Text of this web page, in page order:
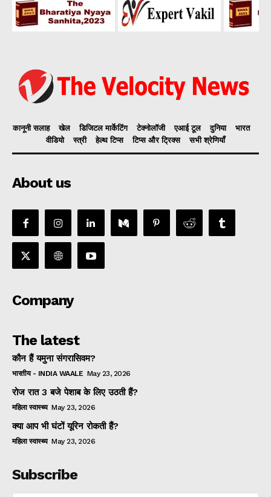
कानूनी सलाह खेल डिजिटल मार्केटिंग टेक्नोलॉजी एआई टूल दुनिया
भारत
वीडियो
स्त्री हेल्थ टिप्स टिप्स और ट्रिक्स सभी श्रेणियाँ
About us
Company
The latest
कौन हैं यमुना संगरासिवम?
भारतीय - INDIA WAALE May 23, 2026
रोज रात 3 बजे पेशाब के लिए उठती हैं?
महिला स्वास्थ्य May 23, 2026
क्या आप भी घंटों यूरिन रोकती हैं?
महिला स्वास्थ्य May 23, 2026
Subscribe